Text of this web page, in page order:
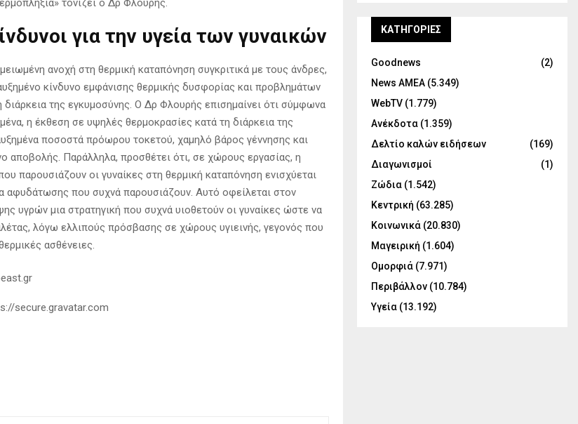
για την υγεία των γυναικών
ανοχή στη θερμική καταπόνηση συγκριτικά με τους άνδρες,
κίνδυνο εμφάνισης θερμικής δυσφορίας και προβλημάτων
διάρκεια της εγκυμοσύνης. Ο Δρ Φλουρής επισημαίνει ότι σύμφωνα
η έκθεση σε υψηλές θερμοκρασίες κατά τη διάρκεια της
ποσοστά πρόωρου τοκετού, χαμηλό βάρος γέννησης και
αποβολής. Παράλληλα, προσθέτει ότι, σε χώρους εργασίας, η
παρουσιάζουν οι γυναίκες στη θερμική καταπόνηση ενισχύεται
αφυδάτωσης που συχνά παρουσιάζουν. Αυτό οφείλεται στον
υγρών μια στρατηγική που συχνά υιοθετούν οι γυναίκες ώστε να
λόγω ελλιπούς πρόσβασης σε χώρους υγιεινής, γεγονός που
ασθένειες.
secure.gravatar.com
KΑΤΗΓΟΡΊΕΣ
Goodnews
(2)
News ΑΜΕΑ (5.349)
WebTV (1.779)
Ανέκδοτα (1.359)
Δελτίο καλών ειδήσεων
(169)
Διαγωνισμοί
(1)
Ζώδια (1.542)
Κεντρική (63.285)
Κοινωνικά (20.830)
Μαγειρική (1.604)
Ομορφιά (7.971)
Περιβάλλον (10.784)
Υγεία (13.192)